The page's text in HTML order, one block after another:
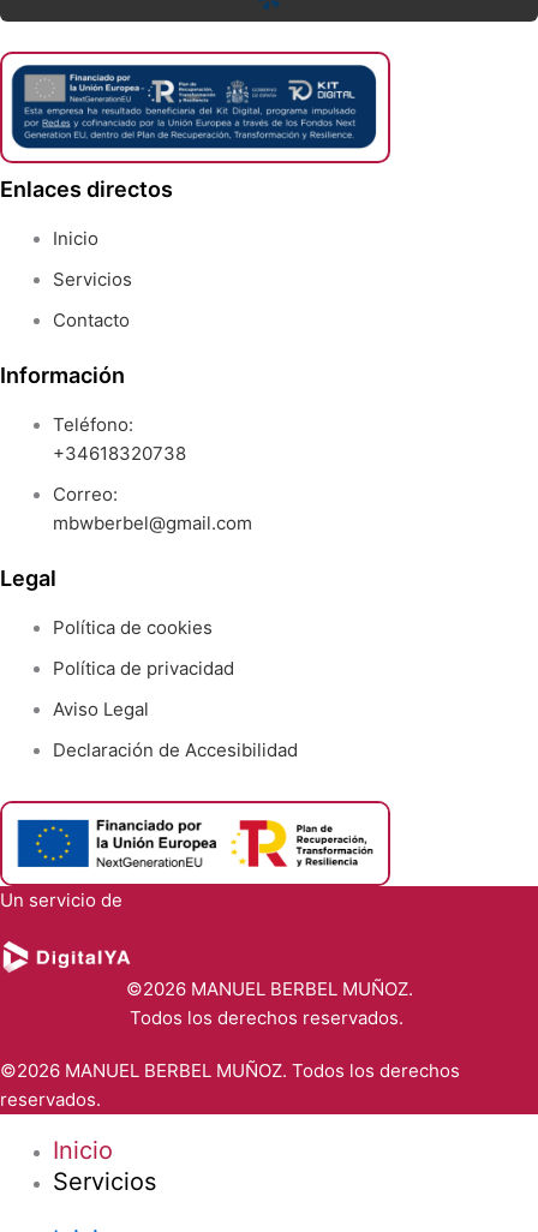
Enlaces directos
Inicio
Servicios
Contacto
Información
Teléfono:
+34618320738
Correo:
mbwberbel@gmail.com
Legal
Política de cookies
Política de privacidad
Aviso Legal
Declaración de Accesibilidad
Un servicio de
©2026 MANUEL BERBEL MUÑOZ.
Todos los derechos reservados.
©2026 MANUEL BERBEL MUÑOZ. Todos los derechos
reservados.
Inicio
Servicios